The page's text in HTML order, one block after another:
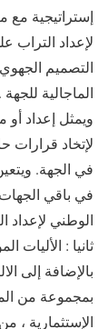
إستراتيجية مع
لإعداد التراب
التصميم الجهوي
الماجالية للجهة .
ويمثل إعداد
لإتخاد قرارات
في الجهة.
في باقي
الوطني لإعداد
ثانيا : الأليات
بمجموعة من